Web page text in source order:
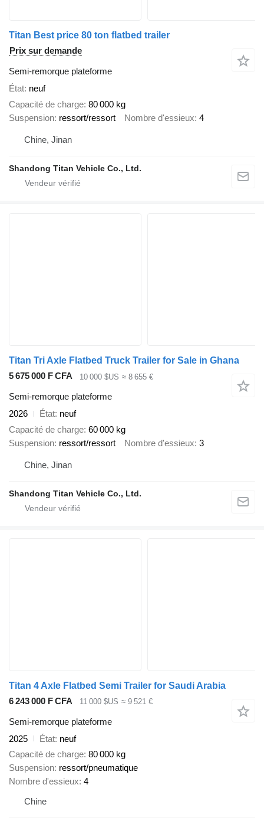
Titan Best price 80 ton flatbed trailer
Prix sur demande
Semi-remorque plateforme
État neuf
Capacité de charge 80 000 kg
Suspension ressort/ressort Nombre d'essieux 4
Chine, Jinan
Shandong Titan Vehicle Co., Ltd.
Titan Tri Axle Flatbed Truck Trailer for Sale in Ghana
5 675 000 F CFA
10 000 $US ≈ 8 655 €
Semi-remorque plateforme
2026
État neuf
Capacité de charge 60 000 kg
Suspension ressort/ressort Nombre d'essieux 3
Chine, Jinan
Shandong Titan Vehicle Co., Ltd.
Titan 4 Axle Flatbed Semi Trailer for Saudi Arabia
6 243 000 F CFA
11 000 $US ≈ 9 521 €
Semi-remorque plateforme
2025
État neuf
Capacité de charge 80 000 kg
Suspension ressort/pneumatique
Nombre d'essieux 4
Chine